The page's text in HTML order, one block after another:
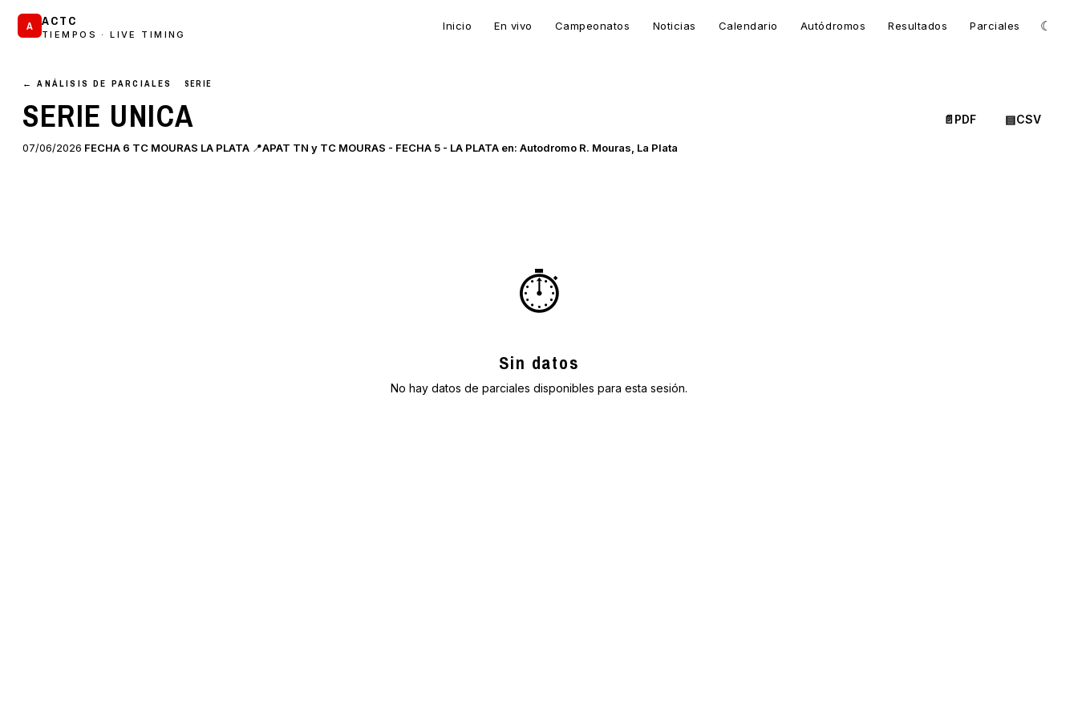
A ACTC
TIEMPOS · LIVE TIMING
Inicio En vivo Campeonatos Noticias Calendario Autódromos Resultados Parciales ☾
← ANÁLISIS DE PARCIALES SERIE
SERIE UNICA
07/06/2026 FECHA 6 TC MOURAS LA PLATA 📍APAT TN y TC MOURAS - FECHA 5 - LA PLATA en: Autodromo R. Mouras, La Plata
📄 PDF ▤CSV
⏱
Sin datos
No hay datos de parciales disponibles para esta sesión.